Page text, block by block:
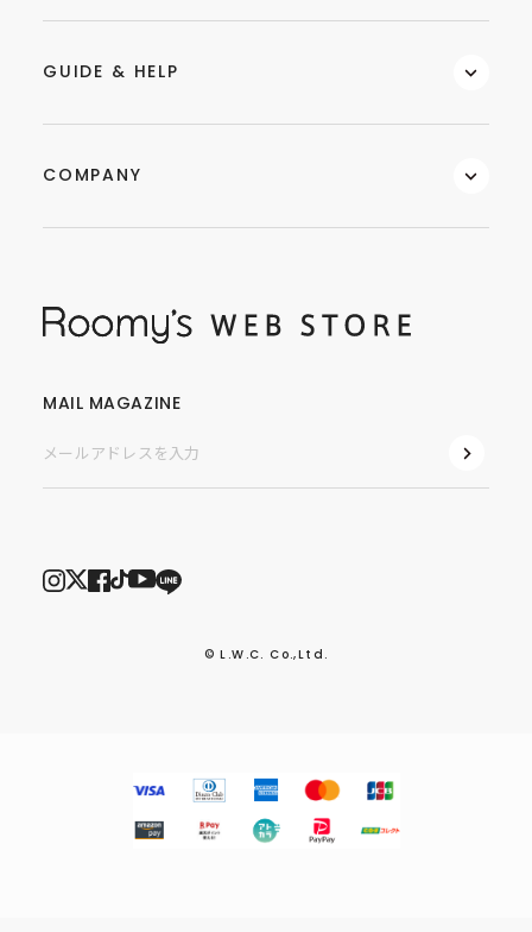
GUIDE & HELP
COMPANY
MAIL MAGAZINE
© L.W.C. Co.,Ltd.